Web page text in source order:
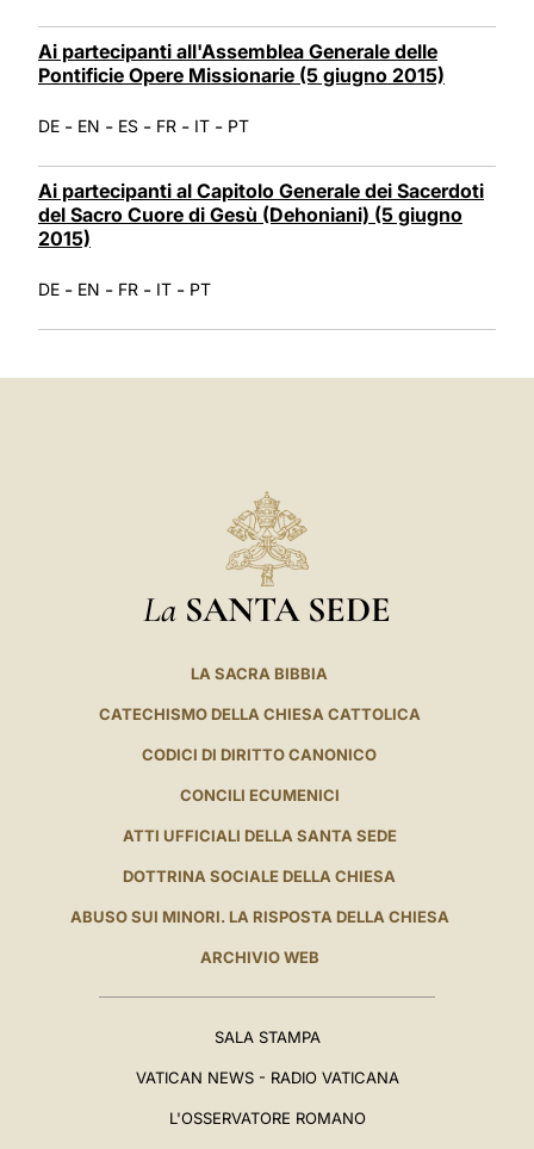
Ai partecipanti all'Assemblea Generale delle
Pontificie Opere Missionarie (5 giugno 2015)
DE - EN - ES - FR - IT - PT
Ai partecipanti al Capitolo Generale dei Sacerdoti
del Sacro Cuore di Gesù (Dehoniani) (5 giugno
2015)
DE - EN - FR - IT - PT
La SANTA SEDE
LA SACRA BIBBIA
CATECHISMO DELLA CHIESA CATTOLICA
CODICI DI DIRITTO CANONICO
CONCILI ECUMENICI
ATTI UFFICIALI DELLA SANTA SEDE
DOTTRINA SOCIALE DELLA CHIESA
ABUSO SUI MINORI. LA RISPOSTA DELLA CHIESA
ARCHIVIO WEB
SALA STAMPA
VATICAN NEWS - RADIO VATICANA
L'OSSERVATORE ROMANO